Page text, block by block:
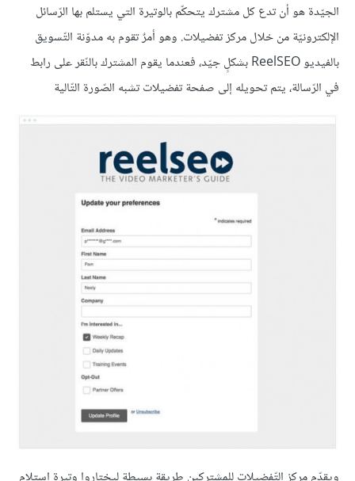
الجيّدة هو أن تدع كل مشترك يتحكّم بالوتيرة التي يستلم بها الرّسائل
الإلكترونيّة من خلال مركز تفضيلات. وهو أمرٌ تقوم به مدوّنة التّسويق
بالفيديو ReelSEO بشكلٍ جيّد، فعندما يقوم المشترك بالنّقر على رابط
في الرّسالة، يتم تحويله إلى صفحة تفضيلات تشبه الصّورة التّالية